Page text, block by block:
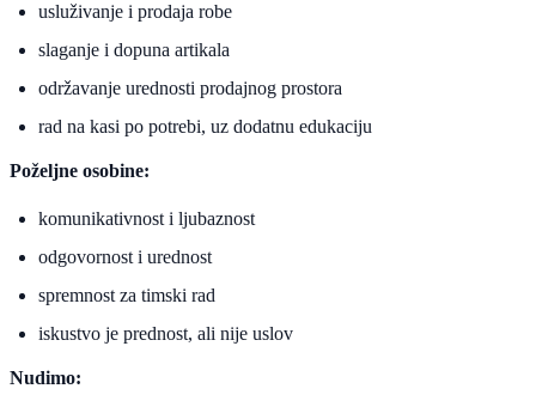
usluživanje i prodaja robe
slaganje i dopuna artikala
održavanje urednosti prodajnog prostora
rad na kasi po potrebi, uz dodatnu edukaciju
Poželjne osobine:
komunikativnost i ljubaznost
odgovornost i urednost
spremnost za timski rad
iskustvo je prednost, ali nije uslov
Nudimo: